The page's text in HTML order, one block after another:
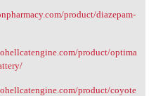
product/diazepam-
product/optima
product/coyote